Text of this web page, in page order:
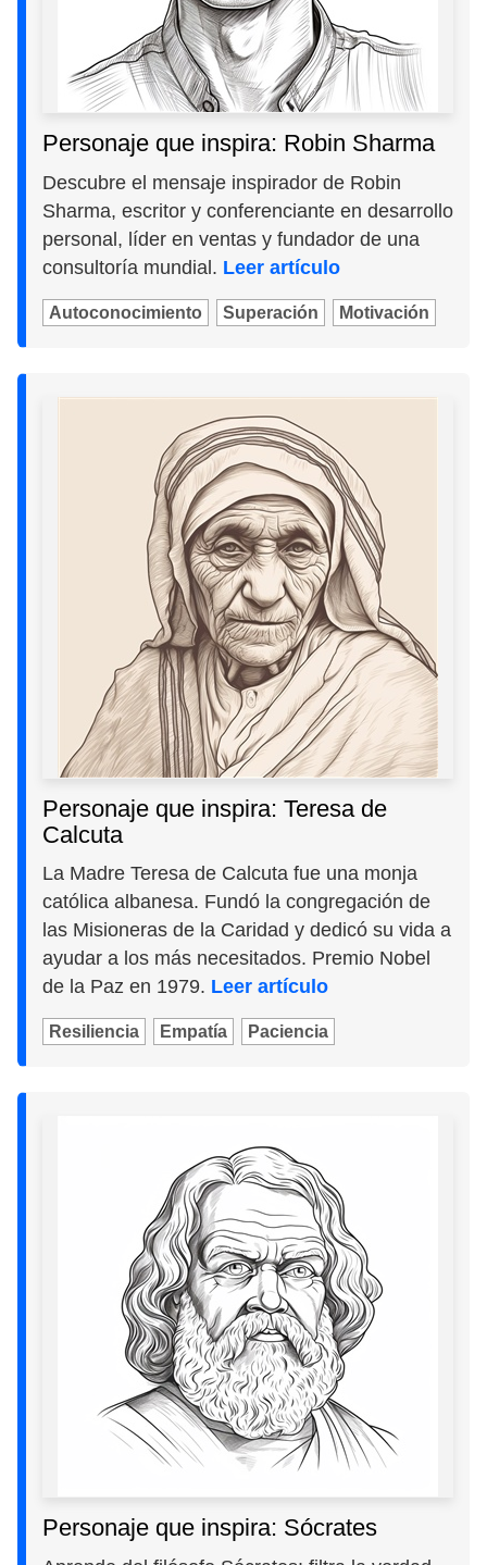
Personaje que inspira: Robin Sharma
Descubre el mensaje inspirador de Robin
Sharma, escritor y conferenciante en desarrollo
personal, líder en ventas y fundador de una
consultoría mundial. Leer artículo
Autoconocimiento Superación Motivación
Personaje que inspira: Teresa de
Calcuta
La Madre Teresa de Calcuta fue una monja
católica albanesa. Fundó la congregación de
las Misioneras de la Caridad y dedicó su vida a
ayudar a los más necesitados. Premio Nobel
de la Paz en 1979. Leer artículo
Resiliencia Empatía Paciencia
Personaje que inspira: Sócrates